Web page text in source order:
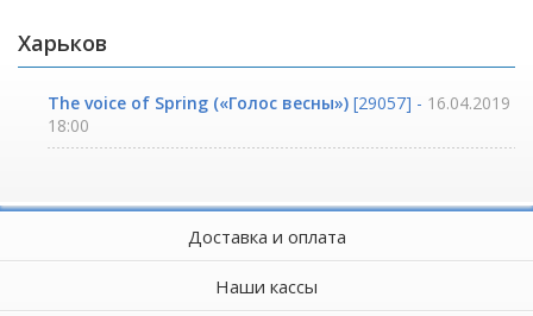
Харьков
The voice of Spring («Голос весны») [29057] - 16.04.2019
18:00
Доставка и оплата
Наши кассы